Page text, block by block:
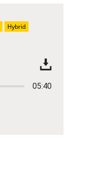
05:40
Hybrid